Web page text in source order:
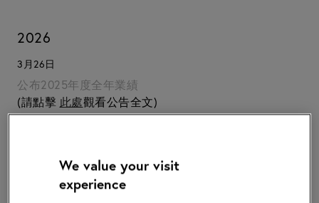
2026
3月26日
公布2025年度全年業績
(請點擊 此處觀看公告全文)
2025年第二次中期股息(取代末期股息)之除息日期
4月17日 至 4月21日
We value your visit
experience